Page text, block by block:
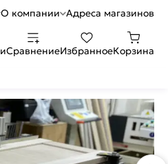
О компании Адреса магазинов
СравнениеИзбранноеКорзина